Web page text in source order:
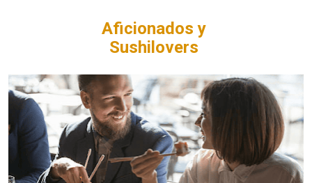
Aficionados y
Sushilovers